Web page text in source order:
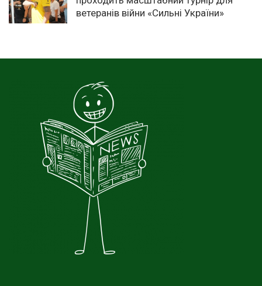
ветеранів війни «Сильні України»